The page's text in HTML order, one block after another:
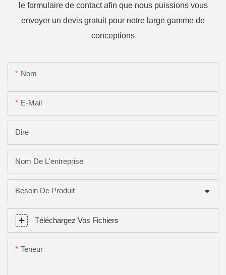
le formulaire de contact afin que nous puissions vous
envoyer un devis gratuit pour notre large gamme de
conceptions
Nom
E-Mail
Dire
Nom De L'entreprise
Besoin De Produit
Téléchargez Vos Fichiers
Teneur